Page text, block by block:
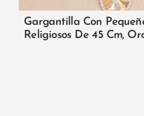
Gargantilla Con
Religiosos De 45 Cm,